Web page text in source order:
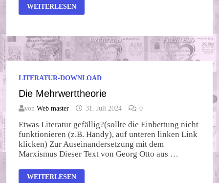
DAS
GELD
WEITERLESEN
LITERATUR-DOWNLOAD
Die Mehrwerttheorie
vonWeb master 31. Juli 2024 0
Etwas Literatur gefällig?(sollte die Einbettung nicht
funktionieren (z.B. Handy), auf unteren linken Link
klicken) Zur Auseinandersetzung mit dem
Marxismus Dieser Text von Georg Otto aus …
DIE
MEHRWERTTHEORIE
WEITERLESEN